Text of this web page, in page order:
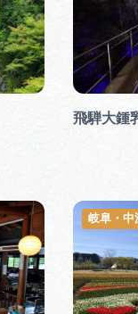
飛騨大鍾
岐阜・中